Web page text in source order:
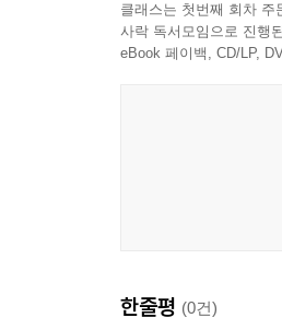
클래스는 첫번째 회차
사락 독서모임으로 진행
eBook 페이백, CD/LP,
한줄평 (0건)